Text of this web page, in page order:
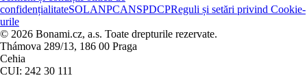
confidențialitateSOLANPCANSPDCPReguli și setări privind Cookie-
urile
© 2026 Bonami.cz, a.s. Toate drepturile rezervate.
Thámova 289/13, 186 00 Praga
Cehia
CUI: 242 30 111